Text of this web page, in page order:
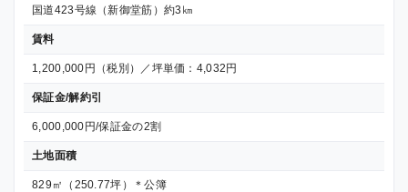
国道423号線（新御堂筋）約3㎞
賃料
1,200,000円（税別）／坪単価：4,032円
保証金/解約引
6,000,000円/保証金の2割
土地面積
829㎡（250.77坪）＊公簿